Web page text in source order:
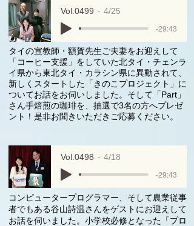
Vol.0499 4/25
-29:43
タイの宣教師・額賀先生ご夫妻をお迎えして
「コーヒー支援」をしていた北タイ・チェンラ
イ県から東北タイ・カラシン県に異動されて、
新しくスタートした「きのこプロジェクト」に
ついてお話をお伺いしました。そして「Part」
さん手焙煎の珈琲を、抽選で3名の方へプレゼ
ント！是非お聞きいただきご応募ください。
Vol.0498 4/18
-29:43
コンピュータープログラマー、そして農業従事
者でもある谷山詩温さんをゲストにお迎えして
お話を伺いました。小学校必修となった「プロ